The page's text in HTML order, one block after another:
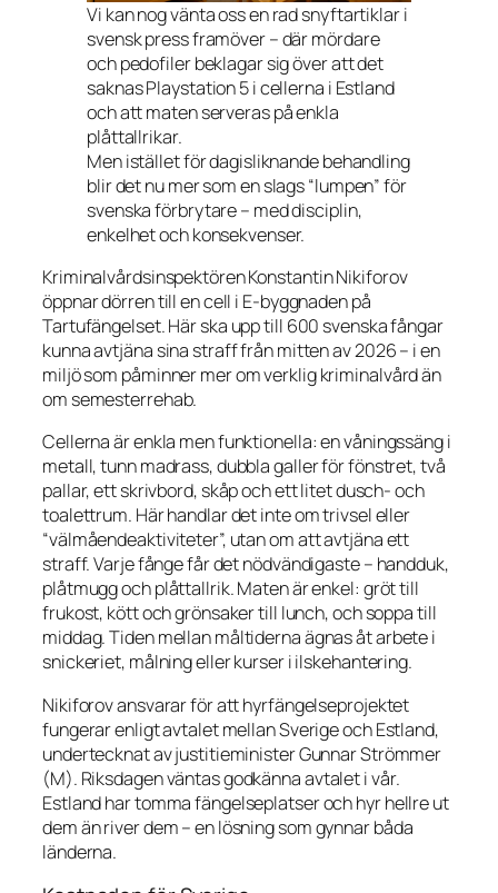
Vi kan nog vänta oss en rad snyftartiklar i
svensk press framöver – där mördare
och pedofiler beklagar sig över att det
saknas Playstation 5 i cellerna i Estland
och att maten serveras på enkla
plåttallrikar.
Men istället för dagisliknande behandling
blir det nu mer som en slags “lumpen” för
svenska förbrytare – med disciplin,
enkelhet och konsekvenser.
Kriminalvårdsinspektören Konstantin Nikiforov
öppnar dörren till en cell i E-byggnaden på
Tartufängelset. Här ska upp till 600 svenska fångar
kunna avtjäna sina straff från mitten av 2026 – i en
miljö som påminner mer om verklig kriminalvård än
om semesterrehab.
Cellerna är enkla men funktionella: en våningssäng i
metall, tunn madrass, dubbla galler för fönstret, två
pallar, ett skrivbord, skåp och ett litet dusch- och
toalettrum. Här handlar det inte om trivsel eller
“välmåendeaktiviteter”, utan om att avtjäna ett
straff. Varje fånge får det nödvändigaste – handduk,
plåtmugg och plåttallrik. Maten är enkel: gröt till
frukost, kött och grönsaker till lunch, och soppa till
middag. Tiden mellan måltiderna ägnas åt arbete i
snickeriet, målning eller kurser i ilskehantering.
Nikiforov ansvarar för att hyrfängelseprojektet
fungerar enligt avtalet mellan Sverige och Estland,
undertecknat av justitieminister Gunnar Strömmer
(M). Riksdagen väntas godkänna avtalet i vår.
Estland har tomma fängelseplatser och hyr hellre ut
dem än river dem – en lösning som gynnar båda
länderna.